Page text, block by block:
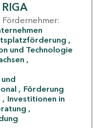
Fördernehmer:
und Technologie
Förderung
Investitionen in